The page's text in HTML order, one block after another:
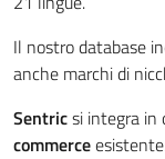
Il nostro database
anche marchi di
Sentricsi integra in
commerce